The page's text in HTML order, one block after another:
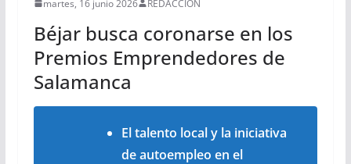
martes, 16 junio 2026 REDACCIÓN
Béjar busca coronarse en los
Premios Emprendedores de
Salamanca
El talento local y la iniciativa
de autoempleo en el